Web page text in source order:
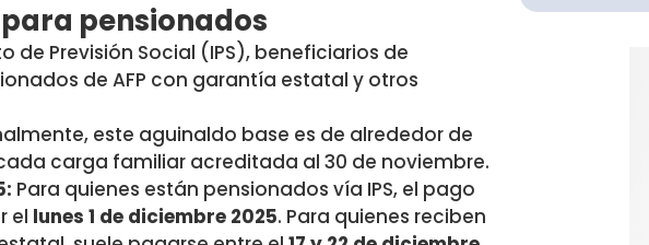
pensionados
de Previsión Social (IPS), beneficiarios de
de AFP con garantía estatal y otros
este aguinaldo base es de alrededor de
carga familiar acreditada al 30 de noviembre.
Para quienes están pensionados vía IPS, el pago
el lunes 1 de diciembre 2025. Para quienes reciben